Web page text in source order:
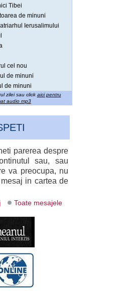
Tibei
de minuni
Ierusalimului
cel nou
de minuni
de minuni
zilei sau click aici pentru
audio mp3
parerea despre
sau, sau
va preocupa, nu
in cartea de
Toate mesajele